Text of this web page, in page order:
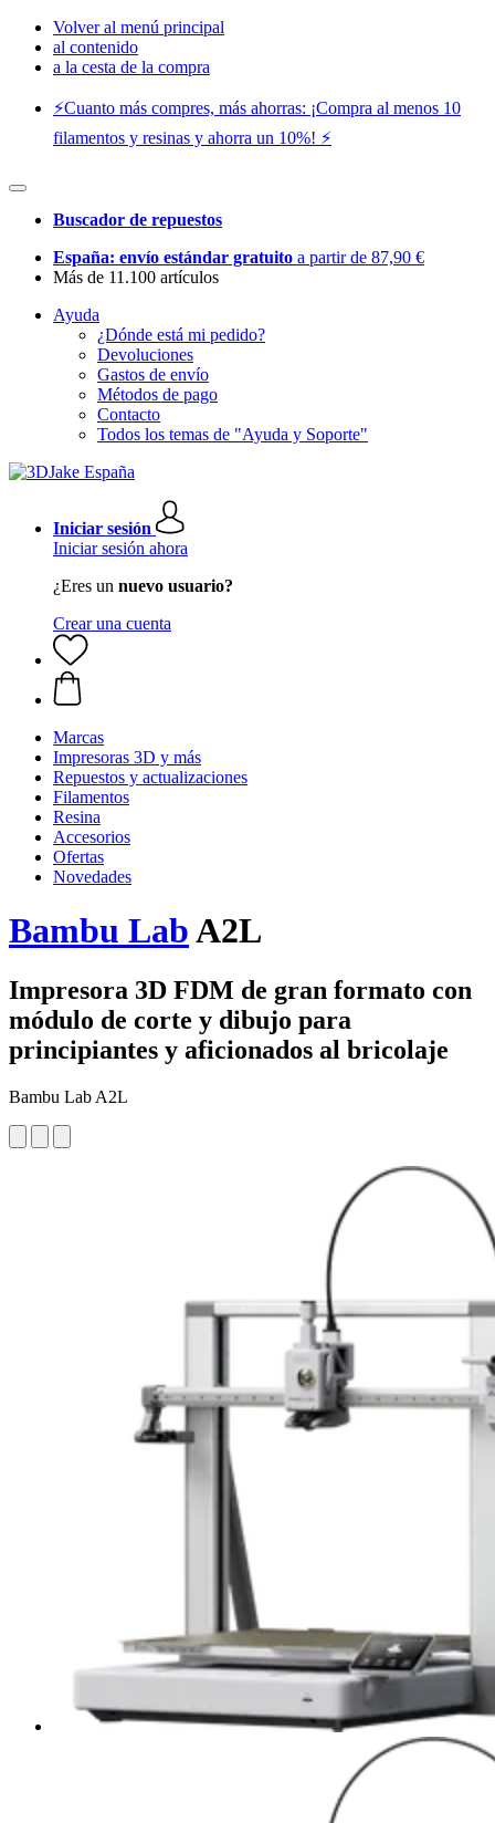
Volver al menú principal
al contenido
a la cesta de la compra
⚡️Cuanto más compres, más ahorras: ¡Compra al menos 10
filamentos y resinas y ahorra un 10%! ⚡️
Buscador de repuestos
España: envío estándar gratuito a partir de 87,90 €
Más de 11.100 artículos
Ayuda
¿Dónde está mi pedido?
Devoluciones
Gastos de envío
Métodos de pago
Contacto
Todos los temas de "Ayuda y Soporte"
Iniciar sesión
Iniciar sesión ahora
¿Eres un nuevo usuario?
Crear una cuenta
Marcas
Impresoras 3D y más
Repuestos y actualizaciones
Filamentos
Resina
Accesorios
Ofertas
Novedades
Bambu LabA2L
Impresora 3D FDM de gran formato con
módulo de corte y dibujo para
principiantes y aficionados al bricolaje
Bambu Lab A2L